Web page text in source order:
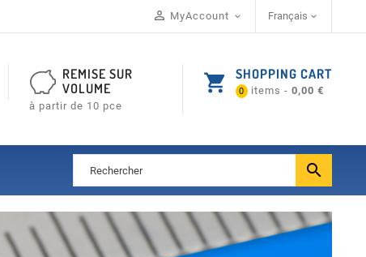
Français 
 MyAccount 
shopping_cart SHOPPING CART
0 items - 0,00 €
REMISE SUR
VOLUME
à partir de 10 pce
